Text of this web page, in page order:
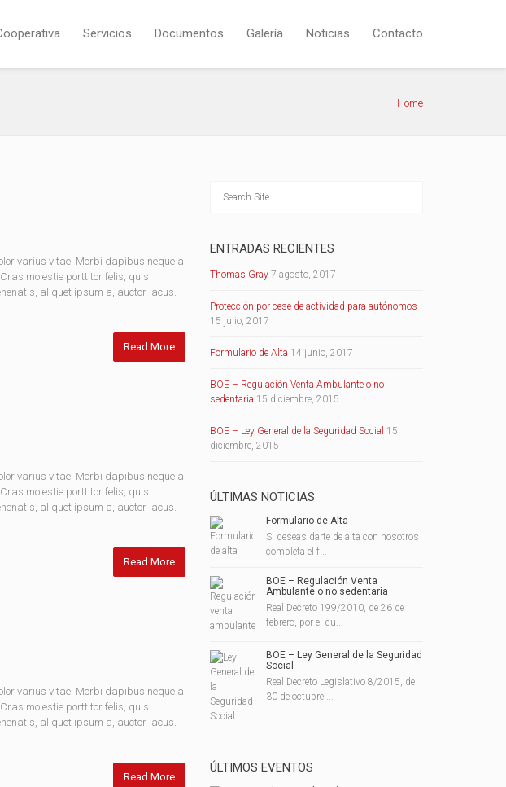
Servicios Documentos Galería Noticias Contacto
Home
varius vitae. Morbi dapibus neque a
molestie porttitor felis, quis
aliquet ipsum a, auctor lacus.
Read More
varius vitae. Morbi dapibus neque a
molestie porttitor felis, quis
aliquet ipsum a, auctor lacus.
Read More
varius vitae. Morbi dapibus neque a
molestie porttitor felis, quis
aliquet ipsum a, auctor lacus.
Read More
ENTRADAS RECIENTES
Thomas Gray 7 agosto, 2017
Protección por cese de actividad para autónomos
15 julio, 2017
Formulario de Alta 14 junio, 2017
BOE – Regulación Venta Ambulante o no
sedentaria 15 diciembre, 2015
BOE – Ley General de la Seguridad Social 15
diciembre, 2015
ÚLTIMAS NOTICIAS
Formulario de Alta
Si deseas darte de alta con nosotros
completa el f...
BOE – Regulación Venta
Ambulante o no sedentaria
Real Decreto 199/2010, de 26 de
febrero, por el qu...
BOE – Ley General de la Seguridad
Social
Real Decreto Legislativo 8/2015, de
30 de octubre,...
ÚLTIMOS EVENTOS